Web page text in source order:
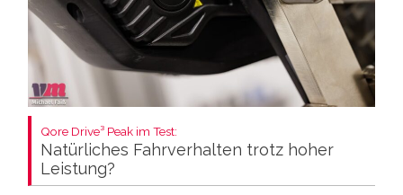
Qore Drive³ Peak im Test:
Natürliches Fahrverhalten trotz hoher
Leistung?